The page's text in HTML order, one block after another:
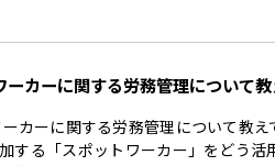
ーカーに関する労務管理について教
カーに関する労務管理について教
する「スポットワーカー」をどう活